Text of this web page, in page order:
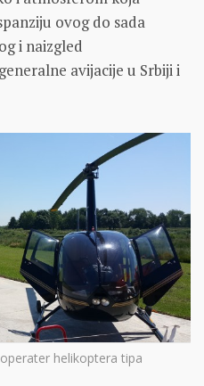
ovog do sada
i naizgled
avijacije u Srbiji i
helikoptera tipa